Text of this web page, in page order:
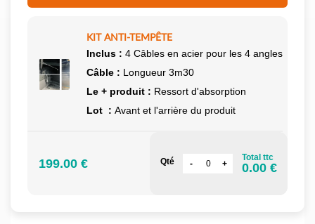
KIT ANTI-TEMPÊTE
Inclus : 4 Câbles en acier pour les 4 angles
Câble : Longueur 3m30
Le + produit : Ressort d'absorption
Lot : Avant et l'arrière du produit
199.00 € Qté Total ttc
0.00 €